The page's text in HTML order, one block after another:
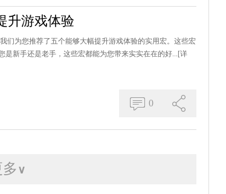
升游戏体验
们为您推荐了五个能够大幅提升游戏体验的实用宏。这些宏
新手还是老手，这些宏都能为您带来实实在在的好... [详
0
∨